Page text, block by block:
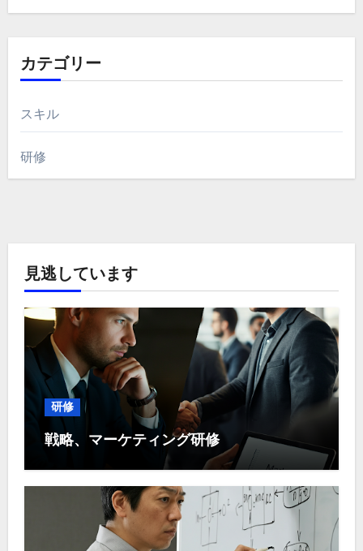
カテゴリー
スキル
研修
見逃しています
研修
戦略、マーケティング研修